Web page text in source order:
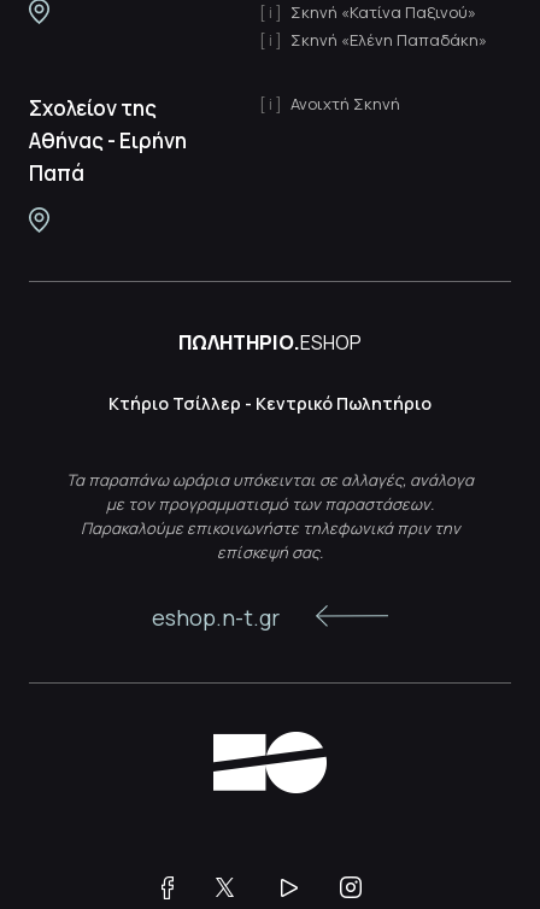
Σκηνή «Κατίνα Παξινού»
Σκηνή «Ελένη Παπαδάκη»
Σχολείον της
Αθήνας - Ειρήνη
Παπά
Ανοιχτή Σκηνή
ΠΩΛΗΤΗΡΙΟ.ESHOP
Κτήριο Τσίλλερ - Κεντρικό Πωλητήριο
Τα παραπάνω ωράρια υπόκεινται σε αλλαγές, ανάλογα
με τον προγραμματισμό των παραστάσεων.
Παρακαλούμε επικοινωνήστε τηλεφωνικά πριν την
επίσκεψή σας.
eshop.n-t.gr